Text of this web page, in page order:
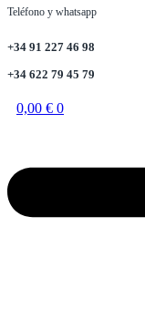
Teléfono y whatsapp
+34 91 227 46 98
+34 622 79 45 79
0,00 € 0